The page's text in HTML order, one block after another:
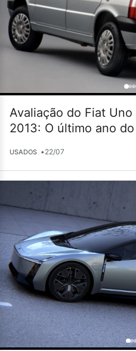
Avaliação do Fiat
2013: O último ano
USADOS •22/07